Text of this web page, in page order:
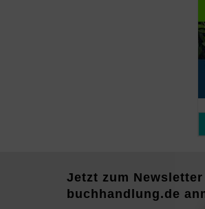
Jetzt zum
buchhandlung.de